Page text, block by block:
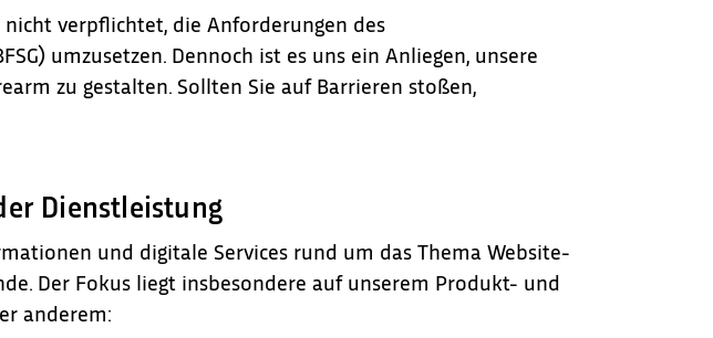
verpflichtet, die Anforderungen des
umzusetzen. Dennoch ist es uns ein Anliegen, unsere
zu gestalten. Sollten Sie auf Barrieren stoßen,
Dienstleistung
und digitale Services rund um das Thema Website-
Der Fokus liegt insbesondere auf unserem Produkt- und
anderem: